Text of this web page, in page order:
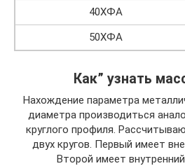
40ХФА
50ХФА
Как” узнать
Нахождение параметра
диаметра производиться
круглого профиля.
двух кругов. Первый имеет
Второй имеет